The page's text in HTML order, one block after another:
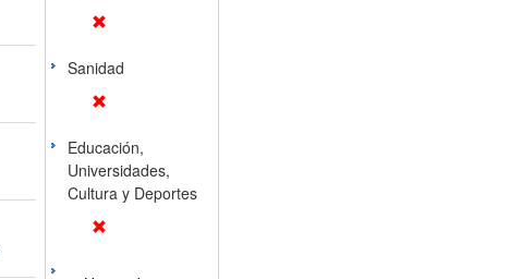
Sanidad
Educación,
Universidades,
Cultura y Deportes